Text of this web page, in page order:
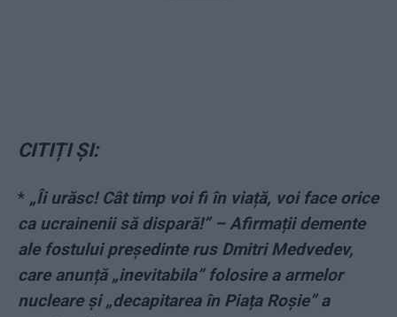
CITIȚI ȘI:
* „Îi urăsc! Cât timp voi fi în viață, voi face orice
ca ucrainenii să dispară!” – Afirmații demente
ale fostului președinte rus Dmitri Medvedev,
care anunță „inevitabila” folosire a armelor
nucleare și „decapitarea în Piața Roșie” a